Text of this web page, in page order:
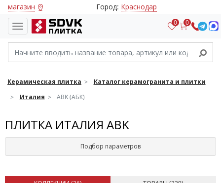
магазин Город: Краснодар
0 0
Керамическая плитка
Каталог керамогранита и плитки
Италия
ABK (АБК)
ПЛИТКА ИТАЛИЯ ABK
Подбор параметров